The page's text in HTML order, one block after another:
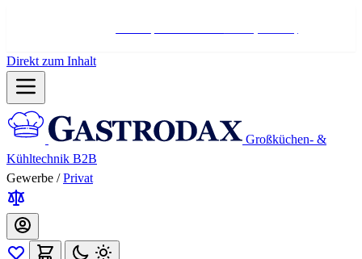
Direkt zum Inhalt
Großküchen- &
Kühltechnik B2B
Gewerbe / Privat